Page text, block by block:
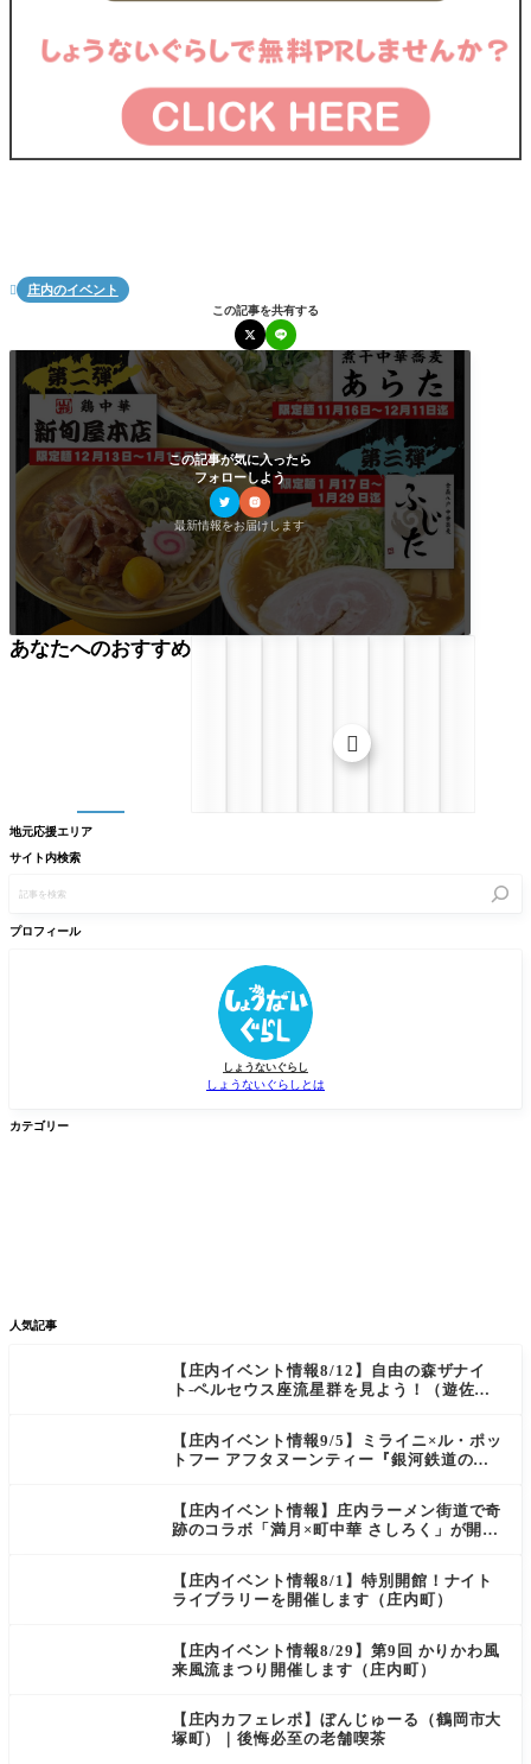
 庄内のイベント
この記事を共有する
この記事が気に入ったら
フォローしよう
最新情報をお届けします
地元応援エリア
サイト内検索
検
プロフィール
しょうないぐらし
しょうないぐらしとは
カテゴリー
人気記事
【庄内イベント情報8/12】自由の森ザナイ
ト-ペルセウス座流星群を見よう！（遊佐
【庄内イベント情報9/5】ミライニ×ル・ポッ
トフー アフタヌーンティー『銀河鉄道の
【庄内イベント情報】庄内ラーメン街道で奇
跡のコラボ「満月×町中華 さしろく」が開催
【庄内イベント情報8/1】特別開館！ナイト
ライブラリーを開催します（庄内町）
【庄内イベント情報8/29】第9回 かりかわ風
来風流まつり開催します（庄内町）
【庄内カフェレポ】ぼんじゅーる（鶴岡市大
塚町）｜後悔必至の老舗喫茶
あなたへのおすすめ
